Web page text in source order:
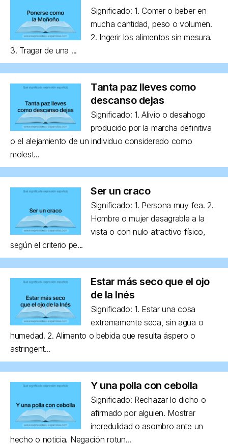
Significado: 1. Comer o beber en
mucha cantidad, peso o volumen.
2. Ingerir los alimentos sin mesura.
3. Tragar de una ...
Tanta paz lleves como
descanso dejas
Significado: 1. Alivio o desahogo
producido por la marcha definitiva
o el alejamiento de un individuo considerado como
molest...
Ser un craco
Significado: 1. Persona muy fea. 2.
Hombre o mujer desagrable a la
vista o con nulo atractivo físico,
según el criterio pe...
Estar más seco que el ojo
de la Inés
Significado: 1. Estar una cosa
extremamente seca, sin agua o
humedad. 2. Alimento o bebida que resulta áspero o
astringent...
Y una polla con cebolla
Significado: Rechazar lo dicho o
afirmado por alguien. Mostrar
incredulidad o asombro ante un
hecho o noticia. Negación rotun...